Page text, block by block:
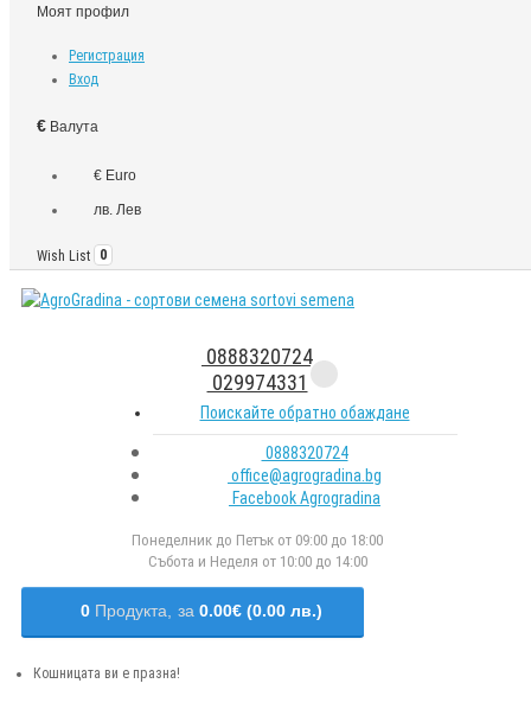
Моят профил
Регистрация
Вход
€ Валута
€ Euro
лв. Лев
Wish List 0
0888320724
029974331
Поискайте обратно обаждане
0888320724
office@agrogradina.bg
Facebook Agrogradina
Понеделник до Петък от 09:00 до 18:00
Събота и Неделя от 10:00 до 14:00
0 Продукта, за 0.00€ (0.00 лв.)
Кошницата ви е празна!